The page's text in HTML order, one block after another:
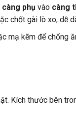
càng phụ vào càng
chốt gài lò xo, dễ
mạ kẽm để chống
Kích thước bên